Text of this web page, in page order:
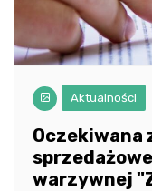
Aktualności
Oczekiwana
warzywnej